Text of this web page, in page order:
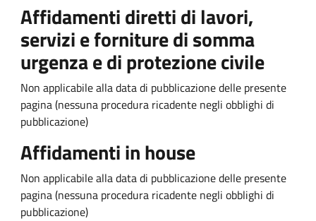
Affidamenti diretti di lavori,
servizi e forniture di somma
urgenza e di protezione civile
Non applicabile alla data di pubblicazione delle presente
pagina (nessuna procedura ricadente negli obblighi di
pubblicazione)
Affidamenti in house
Non applicabile alla data di pubblicazione delle presente
pagina (nessuna procedura ricadente negli obblighi di
pubblicazione)